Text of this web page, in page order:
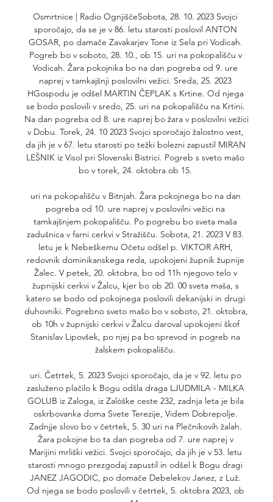
Osmrtnice | Radio OgnjiščeSobota, 28. 10. 2023 Svojci
sporočajo, da se je v 86. letu starosti poslovil ANTON
GOSAR, po damače Zavakarjev Tone iz Sela pri Vodicah.
Pogreb bo v soboto, 28. 10., ob 15. uri na pokopališču v
Vodicah. Žara pokojnika bo na dan pogreba od 9. ure
naprej v tamkajšnji poslovilni vežici. Sreda, 25. 2023
HGospodu je odšel MARTIN ČEPLAK s Krtine. Od njega
se bodo poslovili v sredo, 25. uri na pokopališču na Krtini.
Na dan pogreba od 8. ure naprej bo žara v poslovilni vežici
v Dobu. Torek, 24. 10 2023 Svojci sporočajo žalostno vest,
da jih je v 67. letu starosti po težki bolezni zapustil MIRAN
LEŠNIK iz Visol pri Slovenski Bistrici. Pogreb s sveto mašo
bo v torek, 24. oktobra ob 15.
uri na pokopališču v Bitnjah. Žara pokojnega bo na dan
pogreba od 10. ure naprej v poslovilni vežici na
tamkajšnjem pokopališču. Po pogrebu bo sveta maša
zadušnica v farni cerkvi v Stražišču. Sobota, 21. 2023 V 83.
letu je k Nebeškemu Očetu odšel p. VIKTOR ARH,
redovnik dominikanskega reda, upokojeni župnik župnije
Žalec. V petek, 20. oktobra, bo od 11h njegovo telo v
župnijski cerkvi v Žalcu, kjer bo ob 20. 00 sveta maša, s
katero se bodo od pokojnega poslovili dekanijski in drugi
duhovniki. Pogrebno sveto mašo bo v soboto, 21. oktobra,
ob 10h v župnijski cerkvi v Žalcu daroval upokojeni škof
Stanislav Lipovšek, po njej pa bo sprevod in pogreb na
žalskem pokopališču.
uri. Četrtek, 5. 2023 Svojci sporočajo, da je v 92. letu po
zasluženo plačilo k Bogu odšla draga LJUDMILA - MILKA
GOLUB iz Zaloga, iz Zalòške ceste 232, zadnja leta je bila
oskrbovanka doma Svete Terezije, Videm Dobrepolje.
Zadnjje slovo bo v četrtek, 5. 30 uri na Plečnikovih žalah.
Žara pokojne bo ta dan pogreba od 7. ure naprej v
Marijini mrliški vežici. Svojci sporočajo, da jih je v 53. letu
starosti mnogo prezgodaj zapustil in odšel k Bogu dragi
JANEZ JAGODIC, po domače Debelekov Janez, z Luž.
Od njega se bodo poslovili v četrtek, 5. oktobra 2023, ob